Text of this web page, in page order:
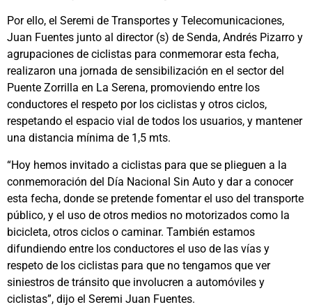
Por ello, el Seremi de Transportes y Telecomunicaciones,
Juan Fuentes junto al director (s) de Senda, Andrés Pizarro y
agrupaciones de ciclistas para conmemorar esta fecha,
realizaron una jornada de sensibilización en el sector del
Puente Zorrilla en La Serena, promoviendo entre los
conductores el respeto por los ciclistas y otros ciclos,
respetando el espacio vial de todos los usuarios, y mantener
una distancia mínima de 1,5 mts.
“Hoy hemos invitado a ciclistas para que se plieguen a la
conmemoración del Día Nacional Sin Auto y dar a conocer
esta fecha, donde se pretende fomentar el uso del transporte
público, y el uso de otros medios no motorizados como la
bicicleta, otros ciclos o caminar. También estamos
difundiendo entre los conductores el uso de las vías y
respeto de los ciclistas para que no tengamos que ver
siniestros de tránsito que involucren a automóviles y
ciclistas”, dijo el Seremi Juan Fuentes.